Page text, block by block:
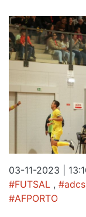
03-11-2023 |
#FUTSAL ,
#AFPORTO